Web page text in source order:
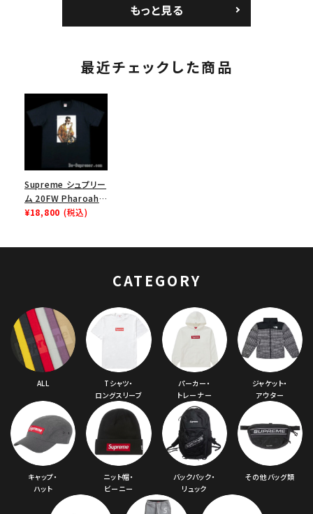
もっと見る
最近チェックした商品
Supreme シュプリー
ム 20FW Pharoah
Sanders Tee ファラ
¥18,800 (税込)
CATEGORY
ALL
Tシャツ・
ロングスリーブ
パーカー・
トレーナー
ジャケット・
アウター
キャップ・
ハット
ニット帽・
ビーニー
バックパック・
リュック
その他バッグ類